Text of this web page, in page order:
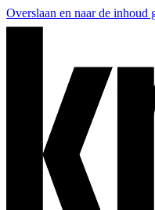
Overslaan en naar de inhoud